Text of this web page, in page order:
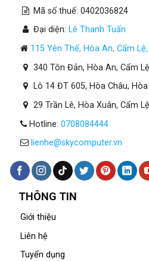
Bao
Mã số thuế: 0402036824
Đại diện: Lê Thanh Tuấn
115 Yên Thế, Hòa An, Cẩm
340 Tôn Đản, Hòa An, Cẩm
Lô 14 ĐT 605, Hòa Châu,
29 Trần Lê, Hòa Xuân, Cẩm
Hotline: 0708084444
lienhe@skycomputer.vn
THÔNG TIN
Giới thiệu
Liên hệ
Tuyển dụng